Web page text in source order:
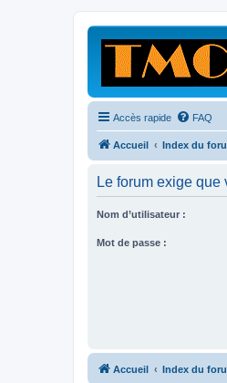
Accès rapide FAQ
Accueil Index du
Le forum exige
Nom d’utilisateur :
Mot de passe :
Accueil Index du